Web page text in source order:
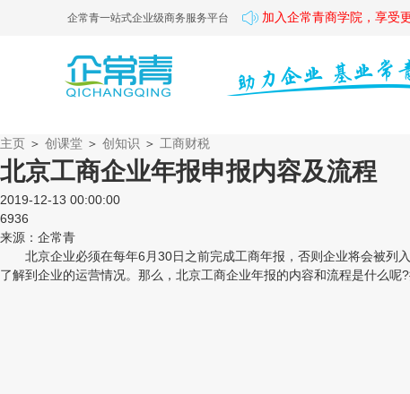
企常青一站式企业级商务服务平台 加入企常青商学院，享受
主页 ＞ 创课堂 ＞ 创知识 ＞ 工商财税
北京工商企业年报申报内容及流程
2019-12-13 00:00:00
6936
来源：企常青
北京企业必须在每年6月30日之前完成工商年报，否则企业将会被列
了解到企业的运营情况。那么，北京工商企业年报的内容和流程是什么呢